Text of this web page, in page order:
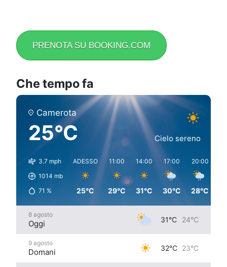
PRENOTA SU BOOKING.COM
Che tempo fa
Camerota
25°C Cielo sereno
3.7 mph
1014 mb
71 %
ADESSO
25°C
11:00
29°C
14:00
31°C
17:00
30°C
20:00
28°C
8 agosto
Oggi 31°C 24°C
9 agosto
Domani 32°C 23°C